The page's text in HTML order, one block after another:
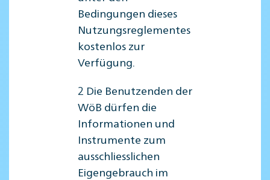
Bedingungen dieses
Nutzungsreglementes
kostenlos zur
Verfügung.
2 Die Benutzenden der
WöB dürfen die
Informationen und
Instrumente zum
ausschliesslichen
Eigengebrauch im